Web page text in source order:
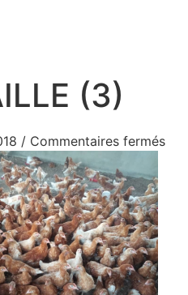
(3)
/ Commentaires ferméssur